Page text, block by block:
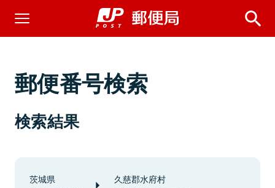
郵便番号検索
検索結果
茨城県 久慈郡水府村